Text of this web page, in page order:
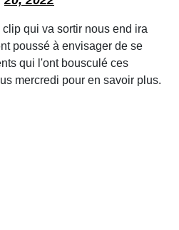
qui va sortir nous end ira
poussé à envisager de se
qui l'ont bousculé ces
mercredi pour en savoir plus.